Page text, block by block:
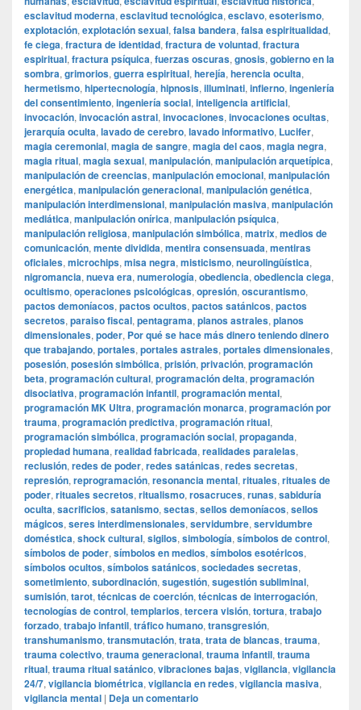
esclavitud moderna, esclavitud tecnológica, esclavo, esoterismo,
explotación, explotación sexual, falsa bandera, falsa espiritualidad,
fe ciega, fractura de identidad, fractura de voluntad, fractura
espiritual, fractura psíquica, fuerzas oscuras, gnosis, gobierno en la
sombra, grimorios, guerra espiritual, herejía, herencia oculta,
hermetismo, hipertecnología, hipnosis, illuminati, infierno, ingeniería
del consentimiento, ingeniería social, inteligencia artificial,
invocación, invocación astral, invocaciones, invocaciones ocultas,
jerarquía oculta, lavado de cerebro, lavado informativo, Lucifer,
magia ceremonial, magia de sangre, magia del caos, magia negra,
magia ritual, magia sexual, manipulación, manipulación arquetípica,
manipulación de creencias, manipulación emocional, manipulación
energética, manipulación generacional, manipulación genética,
manipulación interdimensional, manipulación masiva, manipulación
mediática, manipulación onírica, manipulación psíquica,
manipulación religiosa, manipulación simbólica, matrix, medios de
comunicación, mente dividida, mentira consensuada, mentiras
oficiales, microchips, misa negra, misticismo, neurolingüística,
nigromancia, nueva era, numerología, obediencia, obediencia ciega,
ocultismo, operaciones psicológicas, opresión, oscurantismo,
pactos demoníacos, pactos ocultos, pactos satánicos, pactos
secretos, paraiso fiscal, pentagrama, planos astrales, planos
dimensionales, poder, Por qué se hace más dinero teniendo dinero
que trabajando, portales, portales astrales, portales dimensionales,
posesión, posesión simbólica, prisión, privación, programación
beta, programación cultural, programación delta, programación
disociativa, programación infantil, programación mental,
programación MK Ultra, programación monarca, programación por
trauma, programación predictiva, programación ritual,
programación simbólica, programación social, propaganda,
propiedad humana, realidad fabricada, realidades paralelas,
reclusión, redes de poder, redes satánicas, redes secretas,
represión, reprogramación, resonancia mental, rituales, rituales de
poder, rituales secretos, ritualismo, rosacruces, runas, sabiduría
oculta, sacrificios, satanismo, sectas, sellos demoníacos, sellos
mágicos, seres interdimensionales, servidumbre, servidumbre
doméstica, shock cultural, sigilos, simbología, símbolos de control,
símbolos de poder, símbolos en medios, símbolos esotéricos,
símbolos ocultos, símbolos satánicos, sociedades secretas,
sometimiento, subordinación, sugestión, sugestión subliminal,
sumisión, tarot, técnicas de coerción, técnicas de interrogación,
tecnologías de control, templarios, tercera visión, tortura, trabajo
forzado, trabajo infantil, tráfico humano, transgresión,
transhumanismo, transmutación, trata, trata de blancas, trauma,
trauma colectivo, trauma generacional, trauma infantil, trauma
ritual, trauma ritual satánico, vibraciones bajas, vigilancia, vigilancia
24/7, vigilancia biométrica, vigilancia en redes, vigilancia masiva,
vigilancia mental | Deja un comentario